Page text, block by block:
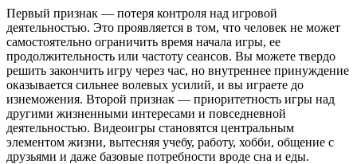
Первый признак — потеря контроля над игровой
деятельностью. Это проявляется в том, что человек не может
самостоятельно ограничить время начала игры, ее
продолжительность или частоту сеансов. Вы можете твердо
решить закончить игру через час, но внутреннее принуждение
оказывается сильнее волевых усилий, и вы играете до
изнеможения. Второй признак — приоритетность игры над
другими жизненными интересами и повседневной
деятельностью. Видеоигры становятся центральным
элементом жизни, вытесняя учебу, работу, хобби, общение с
друзьями и даже базовые потребности вроде сна и еды.